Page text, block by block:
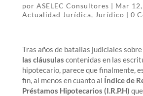
por ASELEC Consultores | Mar
Actualidad Jurídica, Jurídico | 0
Tras años de batallas judiciales sobre
las cláusulas contenidas en las
hipotecario, parece que finalmente,
fin, al menos en cuanto al Índice de
Préstamos Hipotecarios (I.R.P.H)